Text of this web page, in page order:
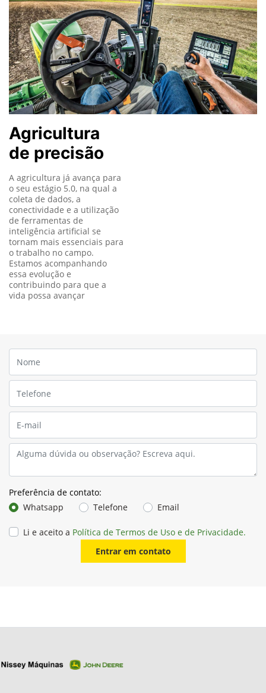
Agricultura
de precisão
A agricultura já avança para
o seu estágio 5.0, na qual a
coleta de dados, a
conectividade e a utilização
de ferramentas de
inteligência artificial se
tornam mais essenciais para
o trabalho no campo.
Estamos acompanhando
essa evolução e
contribuindo para que a
vida possa avançar
Preferência de contato:
Whatsapp
Telefone Email
Li e aceito a Política de Termos de Uso e de Privacidade.
Entrar em contato